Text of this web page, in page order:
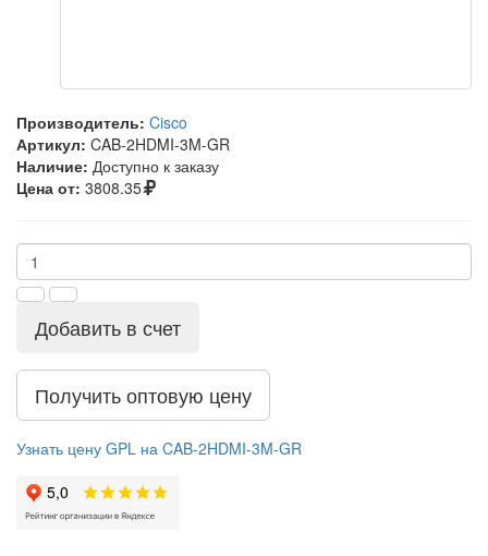
Производитель: Cisco
Артикул: CAB-2HDMI-3M-GR
Наличие: Доступно к заказу
Цена от: 3808.35
Добавить в счет
Получить оптовую цену
Узнать цену GPL на CAB-2HDMI-3M-GR